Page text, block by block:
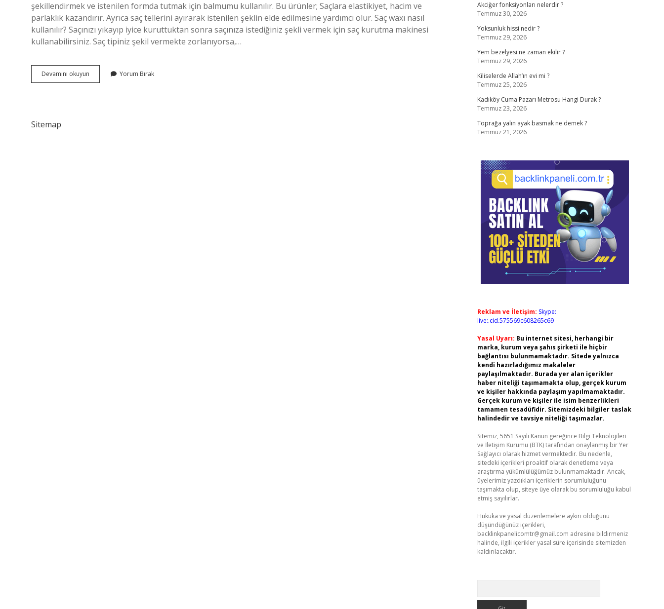
şekillendirmek ve istenilen formda tutmak için balmumu kullanılır. Bu ürünler; Saçlara elastikiyet, hacim ve
parlaklık kazandırır. Ayrıca saç tellerini ayırarak istenilen şeklin elde edilmesine yardımcı olur. Saç waxı nasıl
kullanılır? Saçınızı yıkayıp iyice kuruttuktan sonra saçınıza istediğiniz şekli vermek için saç kurutma makinesi
kullanabilirsiniz. Saç tipiniz şekil vermekte zorlanıyorsa,…
Devamını okuyun
Wax
Yorum Bırak
Sitemap
Akciğer fonksiyonları nelerdir ?
Temmuz 30, 2026
Yoksunluk hissi nedir ?
Temmuz 29, 2026
Yem bezelyesi ne zaman ekilir ?
Temmuz 29, 2026
Kiliselerde Allah’ın evi mi ?
Temmuz 25, 2026
Kadıköy Cuma Pazarı Metrosu Hangi Durak ?
Temmuz 23, 2026
Toprağa yalın ayak basmak ne demek ?
Temmuz 21, 2026
Reklam ve İletişim: Skype:
live:.cid.575569c608265c69
Yasal Uyarı: Bu internet sitesi, herhangi bir
marka, kurum veya şahıs şirketi ile hiçbir
bağlantısı bulunmamaktadır. Sitede yalnızca
kendi hazırladığımız makaleler
paylaşılmaktadır. Burada yer alan içerikler
haber niteliği taşımamakta olup, gerçek kurum
ve kişiler hakkında paylaşım yapılmamaktadır.
Gerçek kurum ve kişiler ile isim benzerlikleri
tamamen tesadüfidir. Sitemizdeki bilgiler taslak
halindedir ve tavsiye niteliği taşımazlar.
Sitemiz, 5651 Sayılı Kanun gereğince Bilgi Teknolojileri
ve İletişim Kurumu (BTK) tarafından onaylanmış bir Yer
Sağlayıcı olarak hizmet vermektedir. Bu nedenle,
sitedeki içerikleri proaktif olarak denetleme veya
araştırma yükümlülüğümüz bulunmamaktadır. Ancak,
üyelerimiz yazdıkları içeriklerin sorumluluğunu
taşımakta olup, siteye üye olarak bu sorumluluğu kabul
etmiş sayılırlar.
Hukuka ve yasal düzenlemelere aykırı olduğunu
düşündüğünüz içerikleri,
backlinkpanelicomtr@gmail.com adresine bildirmeniz
halinde, ilgili içerikler yasal süre içerisinde sitemizden
kaldırılacaktır.